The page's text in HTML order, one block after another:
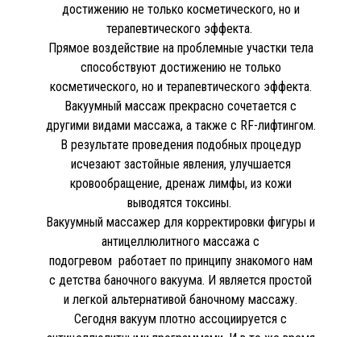
достижению не только косметического, но и
терапевтического эффекта.
Прямое воздействие на проблемные участки тела
способствуют достижению не только
косметического, но и терапевтического эффекта.
Вакуумный массаж прекрасно сочетается с
другими видами массажа, а также с RF-лифтингом.
В результате проведения подобных процедур
исчезают застойные явления, улучшается
кровообращение, дренаж лимфы, из кожи
выводятся токсины.
Вакуумный массажер для корректировки фигуры и
антицеллюлитного массажа с
подогревом работает по принципу знакомого нам
с детства баночного вакуума. И является простой
и легкой альтернативой баночному массажу.
Сегодня вакуум плотно ассоциируется с